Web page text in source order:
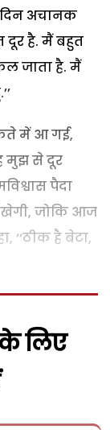
अचानक
दूर है. मैं बहुत
जाता है. मैं
में आ गई,
मुझ से दूर
पैदा
जोकि आज
है बेटा,
लिए